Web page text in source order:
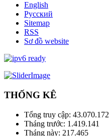
English
Русский
Sitemap
RSS
Sơ đồ website
THỐNG KÊ
Tổng truy cập: 43.070.172
Tháng trước: 1.419.141
Tháng này: 217.465